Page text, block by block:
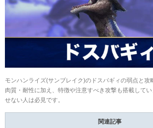
モンハンライズ(サンブレイク)のドスバギィの弱点と攻
肉質・耐性に加え、特徴や注意すべき攻撃も搭載して
せない人は必見です。
関連記事